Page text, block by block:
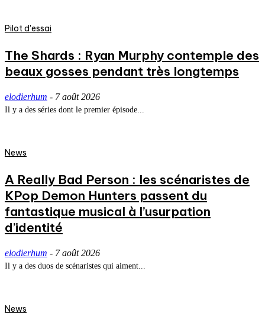
Pilot d'essai
The Shards : Ryan Murphy contemple des
beaux gosses pendant très longtemps
elodierhum - 7 août 2026
Il y a des séries dont le premier épisode...
News
A Really Bad Person : les scénaristes de
KPop Demon Hunters passent du
fantastique musical à l’usurpation
d’identité
elodierhum - 7 août 2026
Il y a des duos de scénaristes qui aiment...
News